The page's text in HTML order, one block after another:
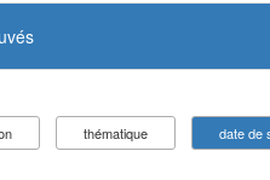
thématique
date de